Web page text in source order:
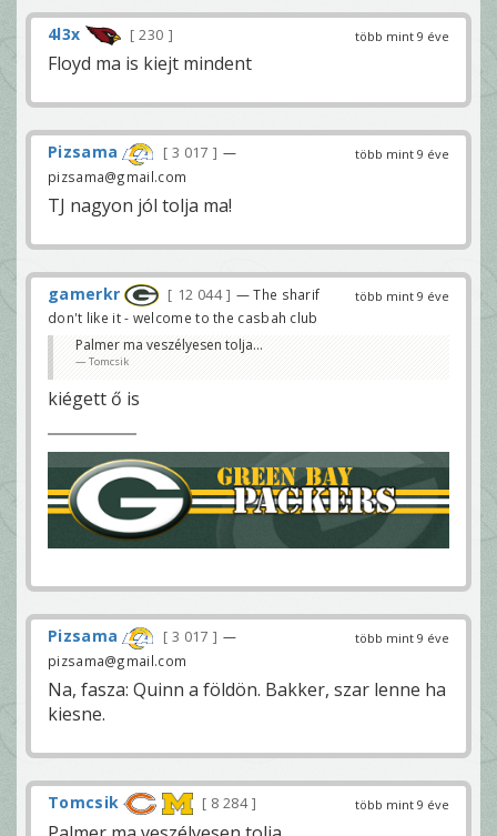
több mint 9 éve
4l3x 230
Floyd ma is kiejt mindent
több mint 9 éve
Pizsama 3 017
—
pizsama@gmail.com
TJ nagyon jól tolja ma!
több mint 9 éve
gamerkr 12 044
— The sharif
don't like it - welcome to the casbah club
Palmer ma veszélyesen tolja...
Tomcsik
kiégett ő is
több mint 9 éve
Pizsama 3 017
—
pizsama@gmail.com
Na, fasza: Quinn a földön. Bakker, szar lenne ha
kiesne.
több mint 9 éve
Tomcsik 8 284